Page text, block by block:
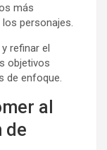
más
personajes.
refinar el
objetivos
de enfoque.
al
de